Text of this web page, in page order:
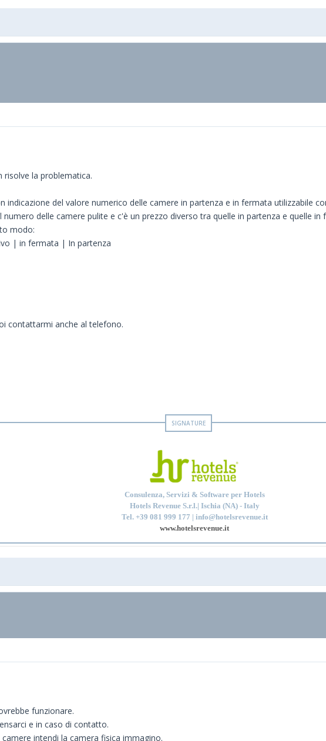
la problematica.
indicazione del valore numerico delle camere in partenza e in fermata utilizzabile
numero delle camere pulite e c'è un prezzo diverso tra quelle in partenza e quelle in
modo:
| in fermata | In partenza
contattarmi anche al telefono.
Consulenza, Servizi & Software per Hotels
Hotels Revenue S.r.l.| Ischia (NA) - Italy
Tel. +39 081 999 177 | info@hotelsrevenue.it
www.hotelsrevenue.it
funzionare.
e in caso di contatto.
intendi la camera fisica immagino.